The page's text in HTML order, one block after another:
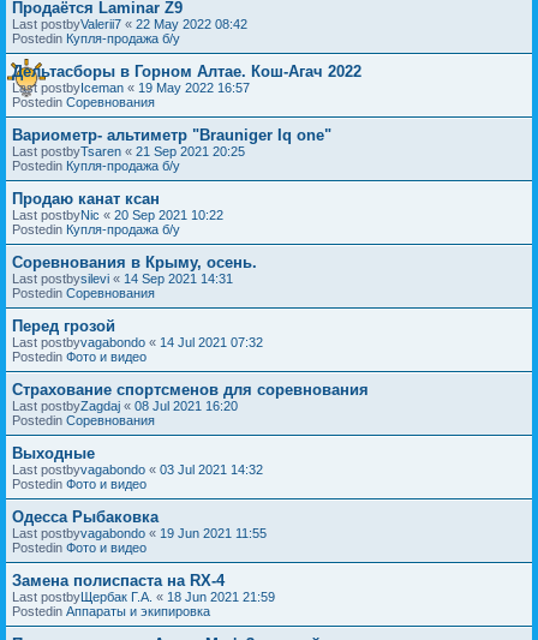
Продаётся Laminar Z9
Last postbyValerii7 « 22 May 2022 08:42
Postedin Купля-продажа б/у
Дельтасборы в Горном Алтае. Кош-Агач 2022
Last postbyIceman « 19 May 2022 16:57
Postedin Соревнования
Вариометр- альтиметр "Brauniger Iq one"
Last postbyTsaren « 21 Sep 2021 20:25
Postedin Купля-продажа б/у
Продаю канат ксан
Last postbyNic « 20 Sep 2021 10:22
Postedin Купля-продажа б/у
Соревнования в Крыму, осень.
Last postbysilevi « 14 Sep 2021 14:31
Postedin Соревнования
Перед грозой
Last postbyvagabondo « 14 Jul 2021 07:32
Postedin Фото и видео
Страхование спортсменов для соревнования
Last postbyZagdaj « 08 Jul 2021 16:20
Postedin Соревнования
Выходные
Last postbyvagabondo « 03 Jul 2021 14:32
Postedin Фото и видео
Одесса Рыбаковка
Last postbyvagabondo « 19 Jun 2021 11:55
Postedin Фото и видео
Замена полиспаста на RX-4
Last postbyЩербак Г.А. « 18 Jun 2021 21:59
Postedin Аппараты и экипировка